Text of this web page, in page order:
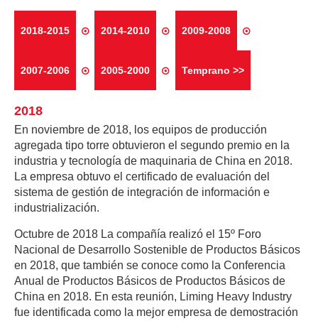
2018-2015 2014-2010 2009-2008
2007-2006 2005-2000 Temprano >>
2018
En noviembre de 2018, los equipos de producción
agregada tipo torre obtuvieron el segundo premio en la
industria y tecnología de maquinaria de China en 2018.
La empresa obtuvo el certificado de evaluación del
sistema de gestión de integración de información e
industrialización.
Octubre de 2018 La compañía realizó el 15º Foro
Nacional de Desarrollo Sostenible de Productos Básicos
en 2018, que también se conoce como la Conferencia
Anual de Productos Básicos de Productos Básicos de
China en 2018. En esta reunión, Liming Heavy Industry
fue identificada como la mejor empresa de demostración